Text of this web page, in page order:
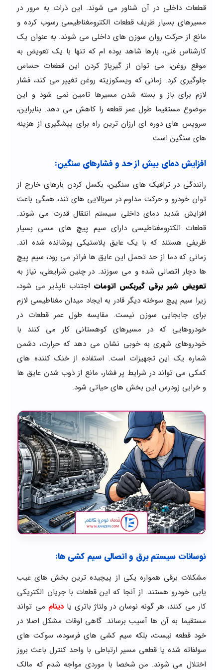
قطعات داخلی در آن شناور می شوند. این ذرات به مرور در
مسیرهای بسیار ظریف قطعات الکترومغناطیسی رسوب کرده و
مانع از حرکت روان سوزن های داخلی می شوند. به عنوان یک
کارشناس فنی، بارها شاهد بوده ام که تنها با یک تعویض به
موقع روغن، می توان از گیرپاژ کردن این قطعات حساس
جلوگیری کرد. زمانی که ویسکوزیته روغن تغییر می کند، فشار
لازم برای باز و بسته شدن مسیرها تامین نمی شود و این
موضوع مستقیما طول عمر قطعه را کاهش می دهد. بنابراین،
سرویس های دوره ای ارزان ترین راه برای پیشگیری از هزینه
های سنگین است.
افزایش دمای بیش از حد و فشارهای سنگین:
رانندگی در ترافیک های سنگین، بکسل کردن بارهای خارج از
توان خودرو و حرکت مداوم در سربالایی های تند، همگی باعث
افزایش شدید دمای داخلی سیستم انتقال قدرت می شوند.
قطعات الکترومغناطیسی دارای سیم پیچ های مسی بسیار
ظریفی هستند که با یک عایق پلاستیکی پوشانده شده اند.
زمانی که دما از حد تحمل این عایق ها فراتر می رود، سیم پیچ
ها دچار اتصالی شده و می سوزند. در چنین شرایطی، نیاز به
تعویض شیر برقی گیربکس اتومات اجتناب ناپذیر می شود،
زیرا سیم پیچ سوخته دیگر قادر به ایجاد میدان مغناطیسی لازم
برای جابجایی سوزن نیست. مقایسه طول عمر قطعات در
خودروهایی که در مسیرهای کوهستانی کار می کنند با
خودروهای شهری به خوبی نشان می دهد که حرارت، دشمن
شماره یک این تجهیزات است. استفاده از خنک کننده های
کمکی می تواند در شرایط پر فشار، مانع از ذوب شدن عایق ها
و خرابی زودرس این بخش های حیاتی شود.
نوسانات سیستم برق و اتصالی سیم کشی ها:
مشکلات برقی همواره یکی از پیچیده ترین بخش های عیب
یابی خودرو هستند. از آنجا که این قطعات با جریان الکتریکی
کار می کنند، هر گونه نوسان در ولتاژ باتری یادینام می تواند
مستقیما به آن ها آسیب برساند. گاهی اوقات مشکل اصلا در
خود قطعه نیست، بلکه سیم کشی های فرسوده، سوکت های
سولفاته شده یا قطعی مسیر ارتباطی با واحد کنترل باعث بروز
اختلال می شوند. من شخصا با موردی مواجه شدم که مالک